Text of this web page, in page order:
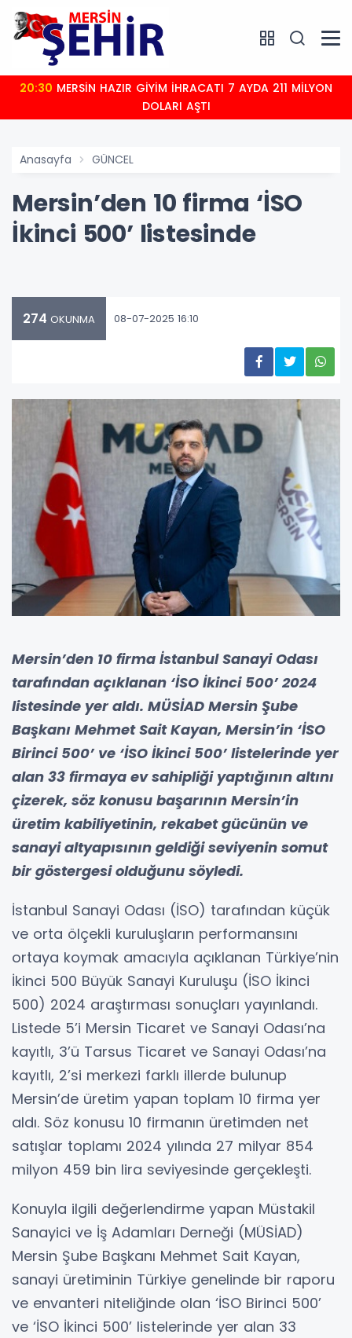
20:30
DOLARI AŞTI
Anasayfa GÜNCEL
Mersin’den 10 firma ‘İSO
İkinci 500’ listesinde
274 OKUNMA 08-07-2025 16:10
Mersin’den 10 firma İstanbul Sanayi Odası
tarafından açıklanan ‘İSO İkinci 500’ 2024
listesinde yer aldı. MÜSİAD Mersin Şube
Başkanı Mehmet Sait Kayan, Mersin’in ‘İSO
Birinci 500’ ve ‘İSO İkinci 500’ listelerinde yer
alan 33 firmaya ev sahipliği yaptığının altını
çizerek, söz konusu başarının Mersin’in
üretim kabiliyetinin, rekabet gücünün ve
sanayi altyapısının geldiği seviyenin somut
bir göstergesi olduğunu söyledi.
İstanbul Sanayi Odası (İSO) tarafından küçük
ve orta ölçekli kuruluşların performansını
ortaya koymak amacıyla açıklanan Türkiye’nin
İkinci 500 Büyük Sanayi Kuruluşu (İSO İkinci
500) 2024 araştırması sonuçları yayınlandı.
Listede 5’i Mersin Ticaret ve Sanayi Odası’na
kayıtlı, 3’ü Tarsus Ticaret ve Sanayi Odası’na
kayıtlı, 2’si merkezi farklı illerde bulunup
Mersin’de üretim yapan toplam 10 firma yer
aldı. Söz konusu 10 firmanın üretimden net
satışlar toplamı 2024 yılında 27 milyar 854
milyon 459 bin lira seviyesinde gerçekleşti.
Konuyla ilgili değerlendirme yapan Müstakil
Sanayici ve İş Adamları Derneği (MÜSİAD)
Mersin Şube Başkanı Mehmet Sait Kayan,
sanayi üretiminin Türkiye genelinde bir raporu
ve envanteri niteliğinde olan ‘İSO Birinci 500’
ve ‘İSO İkinci 500’ listelerinde yer alan 33